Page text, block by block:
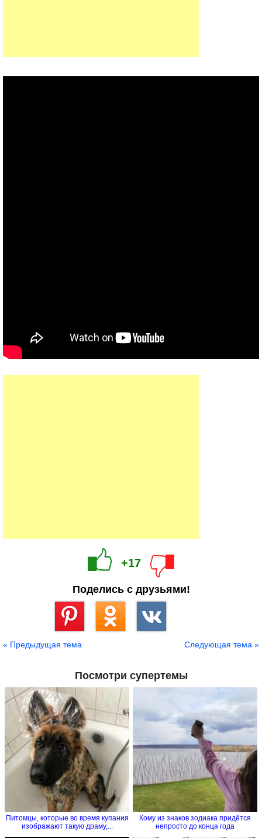
+17
Поделись с друзьями!
« Предыдущая тема Следующая тема »
Посмотри супертемы
Питомцы, которые во время купания
изображают такую драму,...
Кому из знаков зодиака придётся
непросто до конца года